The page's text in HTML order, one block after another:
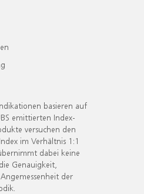
basieren auf
emittierten Index-
versuchen den
im Verhältnis 1:1
dabei keine
Genauigkeit,
der